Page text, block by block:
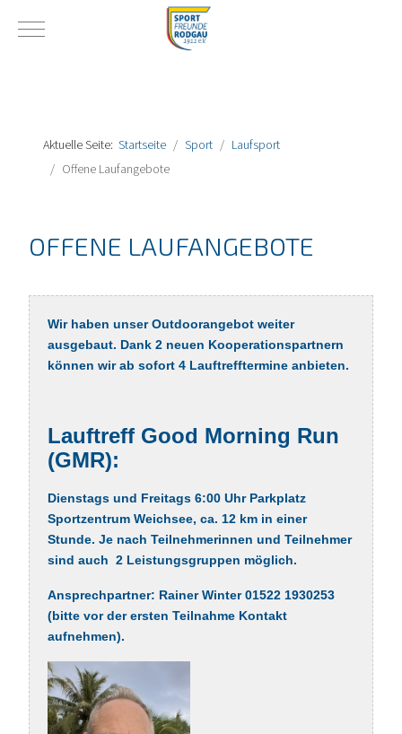
Mobile Menu Toggle
Aktuelle Seite: Startseite Sport
Laufsport
Offene Laufangebote
OFFENE LAUFANGEBOTE
Wir haben unser Outdoorangebot weiter
ausgebaut. Dank 2 neuen Kooperationspartnern
können wir ab sofort 4 Lauftrefftermine anbieten.
Lauftreff Good Morning Run
(GMR):
Dienstags und Freitags 6:00 Uhr Parkplatz
Sportzentrum Weichsee, ca. 12 km in einer
Stunde. Je nach Teilnehmerinnen und Teilnehmer
sind auch 2 Leistungsgruppen möglich.
Ansprechpartner: Rainer Winter 01522 1930253
(bitte vor der ersten Teilnahme Kontakt
aufnehmen).